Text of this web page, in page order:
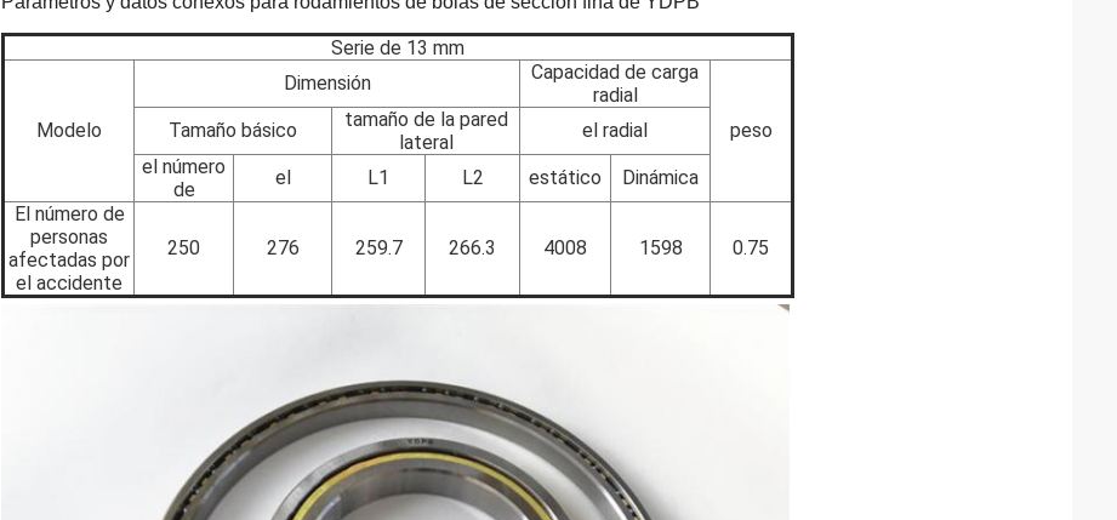
Serie de 13 mm
Modelo
Dimensión
Capacidad de carga
radial
peso
Tamaño básico
tamaño de la pared
lateral
el radial
el número
de
el L1 L2 estático
Dinámica
El número de
personas
afectadas por
el accidente
250 276 259.7 266.3 4008 1598 0.75